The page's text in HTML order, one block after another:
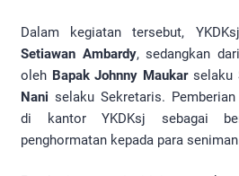
Dalam kegiatan tersebut,
Setiawan Ambardy, sedangkan
oleh Bapak Johnny Maukarselaku
Nani selaku Sekretaris.
di kantor YKDKsj sebagai
penghormatan kepada para